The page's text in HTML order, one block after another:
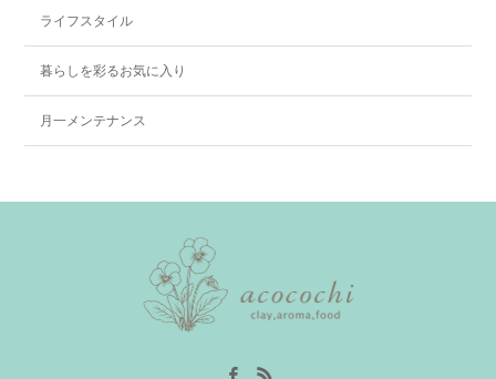
ライフスタイル
暮らしを彩るお気に入り
月一メンテナンス